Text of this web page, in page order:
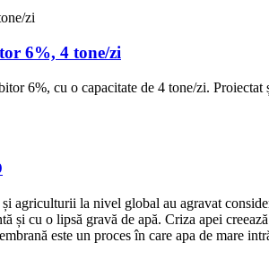
6%, 4 tone/zi
6%, cu o capacitate de 4 tone/zi.
agriculturii la nivel global au agravat
și cu o lipsă gravă de apă. Criza apei
este un proces în care apa de mare